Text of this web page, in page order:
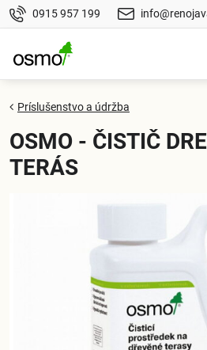
0915 957 199
Príslušenstvo a údržba
OSMO - ČISTIČ
TERÁS